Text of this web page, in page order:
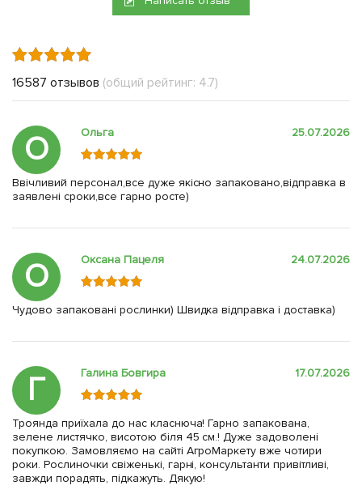
16587 отзывов (общий рейтинг: 4.7)
О Ольга 25.07.2026
Ввічливий персонал,все дуже якісно запаковано,відправка в
заявлені сроки,все гарно росте)
О Оксана Пацеля 24.07.2026
Чудово запаковані рослинки) Швидка відправка і доставка)
Г Галина Бовгира 17.07.2026
Троянда приїхала до нас класнюча! Гарно запакована,
зелене листячко, висотою біля 45 см.! Дуже задоволені
покупкою. Замовляємо на сайті АгроМаркету вже чотири
роки. Рослиночки свіженькі, гарні, консультанти привітливі,
завжди порадять, підкажуть. Дякую!